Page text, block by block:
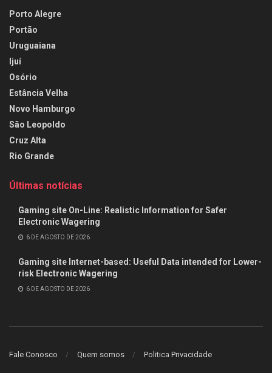
Porto Alegre
Portão
Uruguaiana
Ijuí
Osório
Estância Velha
Novo Hamburgo
São Leopoldo
Cruz Alta
Rio Grande
Últimas notícias
Gaming site On-Line: Realistic Information for Safer
Electronic Wagering
6 DE AGOSTO DE 2026
Gaming site Internet-based: Useful Data intended for Lower-
risk Electronic Wagering
6 DE AGOSTO DE 2026
Fale Conosco Quem somos Politica Privacidade